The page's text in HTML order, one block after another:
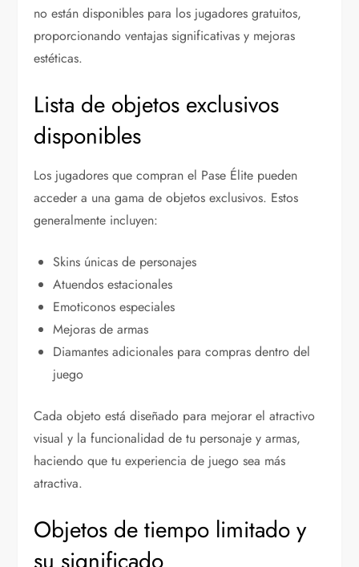
no están disponibles para los jugadores gratuitos,
proporcionando ventajas significativas y mejoras
estéticas.
Lista de objetos exclusivos
disponibles
Los jugadores que compran el Pase Élite pueden
acceder a una gama de objetos exclusivos. Estos
generalmente incluyen:
Skins únicas de personajes
Atuendos estacionales
Emoticonos especiales
Mejoras de armas
Diamantes adicionales para compras dentro del
juego
Cada objeto está diseñado para mejorar el atractivo
visual y la funcionalidad de tu personaje y armas,
haciendo que tu experiencia de juego sea más
atractiva.
Objetos de tiempo limitado y